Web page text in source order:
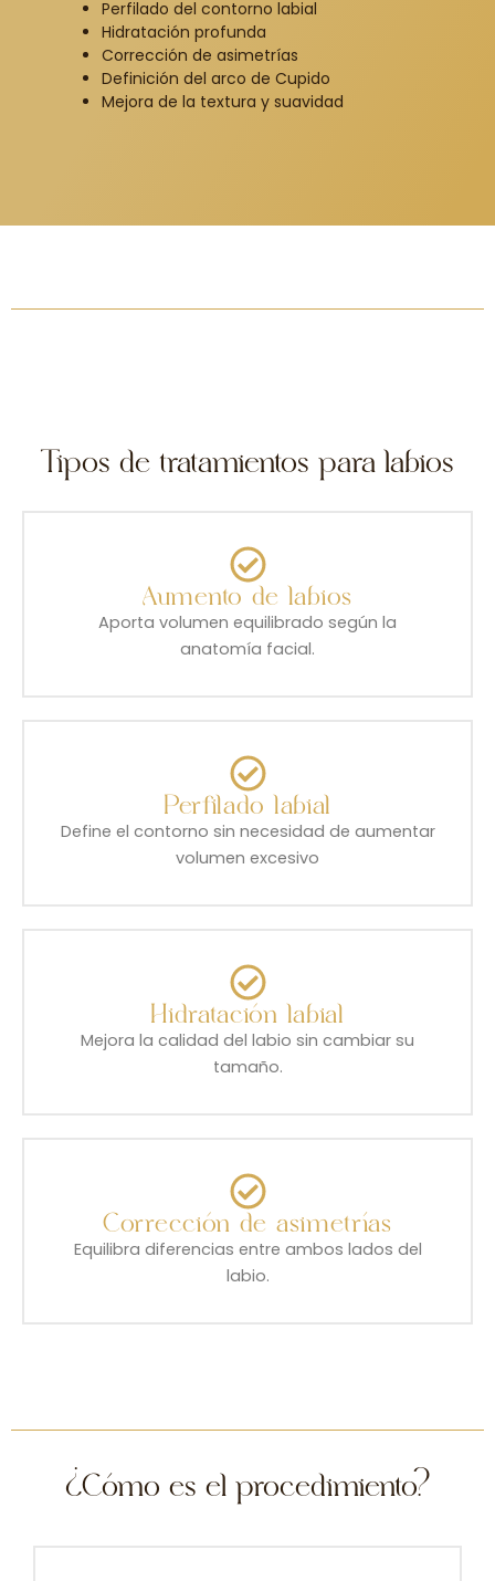
Perfilado del contorno labial
Hidratación profunda
Corrección de asimetrías
Definición del arco de Cupido
Mejora de la textura y suavidad
Tipos de tratamientos para labios
Aumento de labios
Aporta volumen equilibrado según la
anatomía facial.
Perfilado labial
Define el contorno sin necesidad de aumentar
volumen excesivo
Hidratación labial
Mejora la calidad del labio sin cambiar su
tamaño.
Corrección de asimetrías
Equilibra diferencias entre ambos lados del
labio.
¿Cómo es el procedimiento?